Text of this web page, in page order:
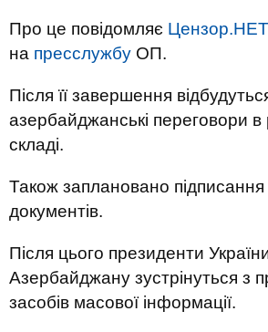
Про це повідомляє Цензор.НЕТ
на пресслужбу ОП.
Після її завершення
азербайджанські переговори
складі.
Також заплановано підписання
документів.
Після цього президенти
Азербайджану зустрінуться з
засобів масової інформації.